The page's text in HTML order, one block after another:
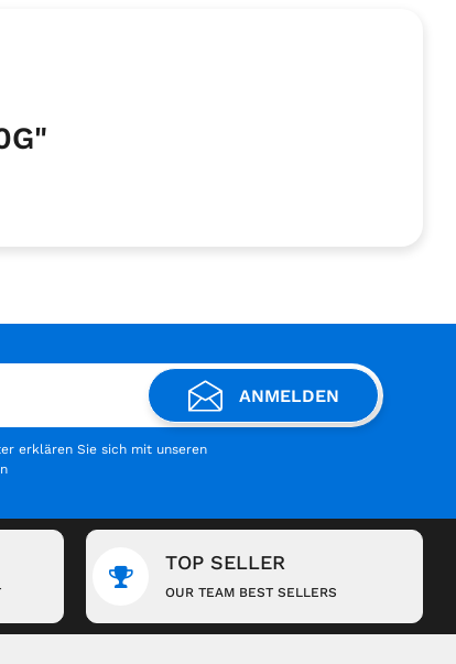
ANMELDEN
erklären Sie sich mit unseren
TOP SELLER
OUR TEAM BEST SELLERS